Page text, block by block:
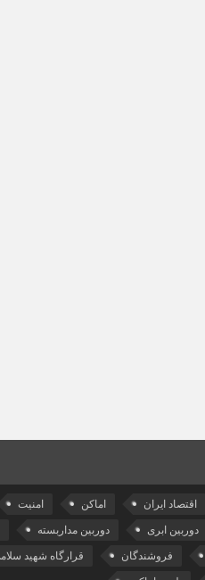
اقتصاد ایران اماکن امنیت
دوربین ابری دوربین مداربسته
فروشندگان قرارگاه شهید